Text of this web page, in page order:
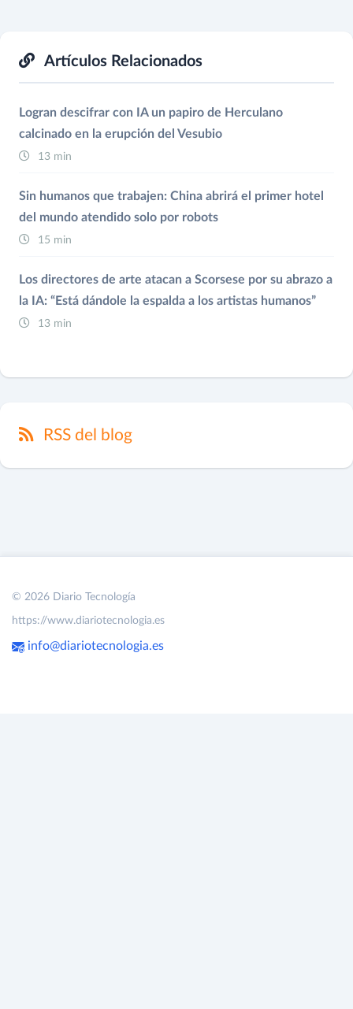
Artículos Relacionados
Logran descifrar con IA un papiro de Herculano
calcinado en la erupción del Vesubio
13 min
Sin humanos que trabajen: China abrirá el primer hotel
del mundo atendido solo por robots
15 min
Los directores de arte atacan a Scorsese por su abrazo a
la IA: “Está dándole la espalda a los artistas humanos”
13 min
RSS del blog
© 2026 Diario Tecnología
https://www.diariotecnologia.es
info@diariotecnologia.es